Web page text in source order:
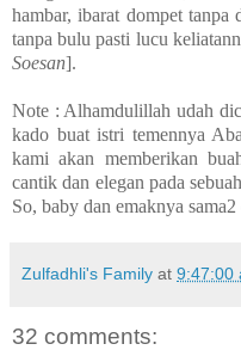
hambar, ibarat dompet tanpa
tanpa bulu pasti lucu
Soesan].
Note : Alhamdulillah udah
kado buat istri temennya
kami akan memberikan
cantik dan elegan pada
So, baby dan emaknya
Zulfadhli's Family at 9:47:00
32 comments: